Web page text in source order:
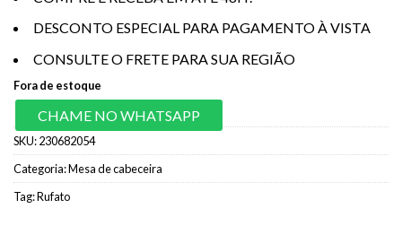
DESCONTO ESPECIAL PARA PAGAMENTO À VISTA
CONSULTE O FRETE PARA SUA REGIÃO
Fora de estoque
CHAME NO WHATSAPP
SKU:230682054
Categoria:Mesa de cabeceira
Tag:Rufato